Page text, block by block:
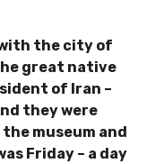
the city of
great native
of Iran –
they were
museum and
Friday – a day